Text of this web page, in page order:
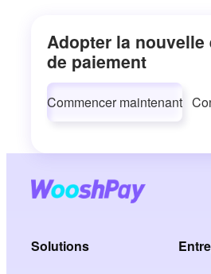
Adopter la nouvelle
de paiement
Commencer maintenant
Solutions